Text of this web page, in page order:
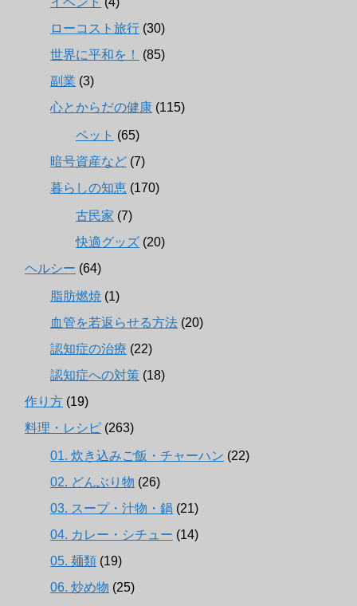
ローコスト旅行 (30)
世界に平和を！
(85)
副業 (3)
心とからだの健康 (115)
ペット (65)
暗号資産など (7)
暮らしの知恵 (170)
古民家 (7)
快適グッズ (20)
ヘルシー (64)
脂肪燃焼 (1)
血管を若返らせる方法 (20)
認知症の治療 (22)
認知症への対策 (18)
作り方 (19)
料理・レシピ (263)
01. 炊き込みご飯・チャーハン (22)
02. どんぶり物 (26)
03. スープ・汁物・鍋 (21)
04. カレー・シチュー (14)
05. 麺類 (19)
06. 炒め物 (25)